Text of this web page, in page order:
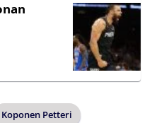
Koponen Petteri